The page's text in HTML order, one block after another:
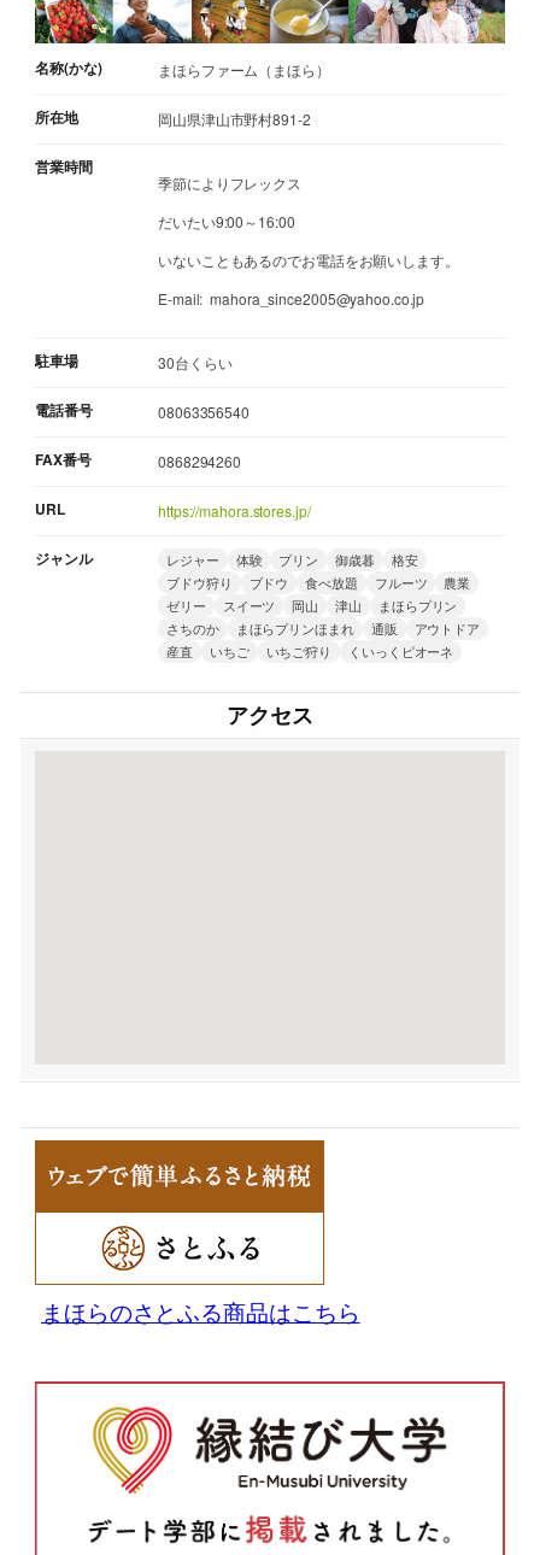
名称(かな) まほらファーム（まほら）
所在地 岡山県津山市野村891-2
営業時間
季節によりフレックス
だいたい9:00～16:00
いないこともあるのでお電話をお願いします。
E-mail: mahora_since2005@yahoo.co.jp
駐車場 30台くらい
電話番号 08063356540
FAX番号 0868294260
URL https://mahora.stores.jp/
ジャンル レジャー 体験 プリン 御歳暮
格安
ブドウ狩り
ブドウ 食べ放題 フルーツ
農業
ゼリー
スイーツ 岡山 津山
まほらプリン
さちのか
まほらプリンほまれ 通販
アウトドア
産直
いちご いちご狩り くいっくピオーネ
アクセス
まほらのさとふる商品はこちら